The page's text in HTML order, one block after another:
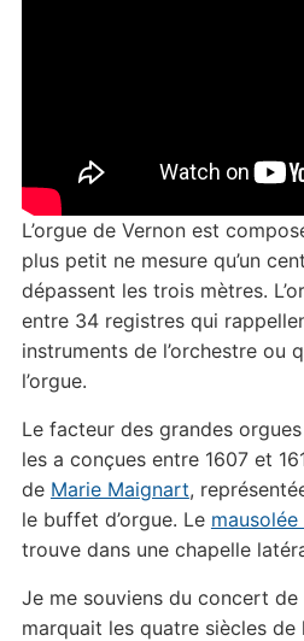
L’orgue de Vernon est
plus petit ne mesure qu’un
dépassent les trois mètres.
entre 34 registres qui
instruments de l’orchestre ou
l’orgue.
Le facteur des grandes
les a conçues entre 1607 et
de Marie Maignart,
le buffet d’orgue. Le
trouve dans une chapelle
Je me souviens du concert
marquait les quatre siècles de